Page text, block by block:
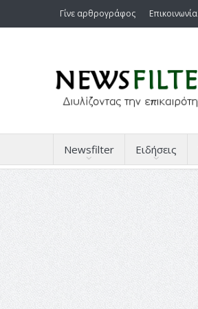
Γίνε αρθρογράφος Επικοινωνία
Newsfilter Ειδήσεις